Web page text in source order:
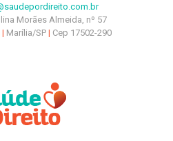
Morães Almeida, nº 57
| Marília/SP | Cep 17502-290